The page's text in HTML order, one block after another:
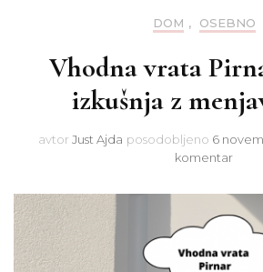
DOM , OSEBNO
Vhodna vrata
izkušnja z
avtor Just Ajda posodobljeno 6
komentarna
vrata
Pirnar
naša